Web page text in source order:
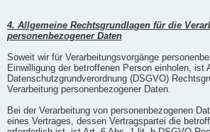
4. Allgemeine Rechtsgrundlagen für die
personenbezogener Daten
Soweit wir für Verarbeitungsvorgänge
Einwilligung der betroffenen Person einholen, ist
Datenschutzgrundverordnung (DSGVO)
Verarbeitung personenbezogener Daten.
Bei der Verarbeitung von personenbezogenen
eines Vertrages, dessen Vertragspartei die